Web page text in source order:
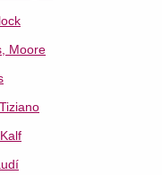
Moore